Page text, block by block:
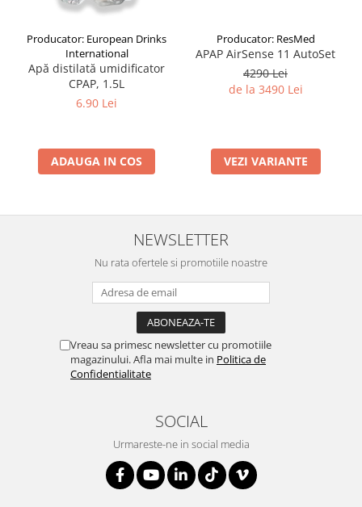
Producator: European Drinks
International
Apă distilată umidificator
CPAP, 1.5L
6.90 Lei
ADAUGA IN COS
Producator: ResMed
APAP AirSense 11 AutoSet
4290 Lei
de la 3490 Lei
VEZI VARIANTE
NEWSLETTER
Nu rata ofertele si promotiile noastre
Vreau sa primesc newsletter cu promotiile
magazinului. Afla mai multe in Politica de
Confidentialitate
SOCIAL
Urmareste-ne in social media